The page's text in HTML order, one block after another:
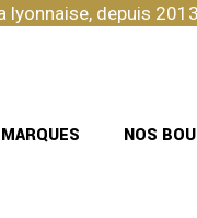
lyonnaise, depuis
NOS